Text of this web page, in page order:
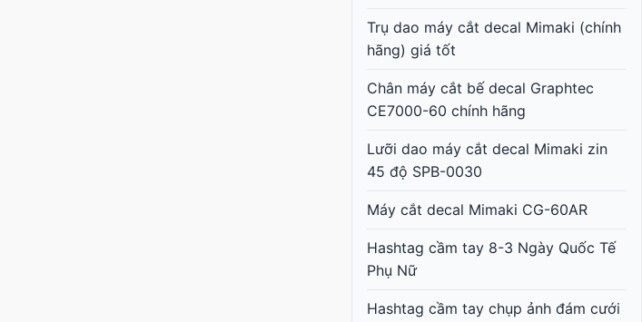
Trụ dao máy cắt decal Mimaki (chính
hãng) giá tốt
Chân máy cắt bế decal Graphtec
CE7000-60 chính hãng
Lưỡi dao máy cắt decal Mimaki zin
45 độ SPB-0030
Máy cắt decal Mimaki CG-60AR
Hashtag cầm tay 8-3 Ngày Quốc Tế
Phụ Nữ
Hashtag cầm tay chụp ảnh đám cưới